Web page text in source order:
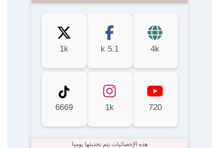
4k
5.1 k
1k
720
1k
6669
هذه الإحصائيات يتم تحديثها يوميا